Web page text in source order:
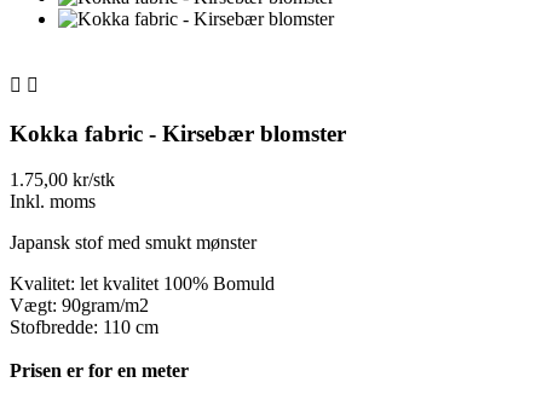
 
Kokka fabric - Kirsebær blomster
1.75,00 kr/stk
Inkl. moms
Japansk stof med smukt mønster
Kvalitet: let kvalitet 100% Bomuld
Vægt: 90gram/m2
Stofbredde: 110 cm
Prisen er for en meter